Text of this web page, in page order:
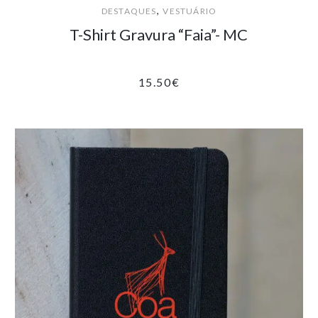
DESTAQUES,VESTUÁRIO
T-Shirt Gravura “Faia”- MC
15.50€